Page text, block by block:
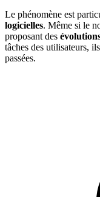
Le phénomène est
logicielles. Même si le
proposant des
tâches des utilisateurs,
passées.